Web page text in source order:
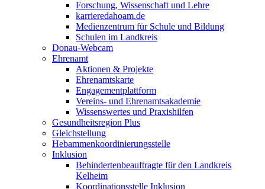
Forschung, Wissenschaft und Lehre
karrieredahoam.de
Medienzentrum für Schule und Bildung
Schulen im Landkreis
Donau-Webcam
Ehrenamt
Aktionen & Projekte
Ehrenamtskarte
Engagementplattform
Vereins- und Ehrenamtsakademie
Wissenswertes und Praxishilfen
Gesundheitsregion Plus
Gleichstellung
Hebammenkoordinierungsstelle
Inklusion
Behindertenbeauftragte für den Landkreis
Kelheim
Koordinationsstelle Inklusion